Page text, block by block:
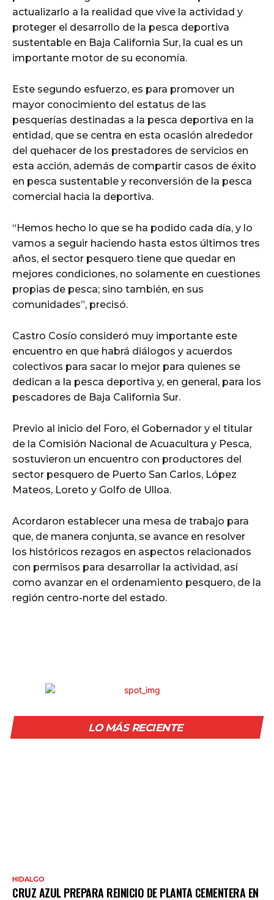
actualizarlo a la realidad que vive la actividad y
proteger el desarrollo de la pesca deportiva
sustentable en Baja California Sur, la cual es un
importante motor de su economía.
Este segundo esfuerzo, es para promover un
mayor conocimiento del estatus de las
pesquerías destinadas a la pesca deportiva en la
entidad, que se centra en esta ocasión alrededor
del quehacer de los prestadores de servicios en
esta acción, además de compartir casos de éxito
en pesca sustentable y reconversión de la pesca
comercial hacia la deportiva.
“Hemos hecho lo que se ha podido cada día, y lo
vamos a seguir haciendo hasta estos últimos tres
años, el sector pesquero tiene que quedar en
mejores condiciones, no solamente en cuestiones
propias de pesca; sino también, en sus
comunidades”, precisó.
Castro Cosío consideró muy importante este
encuentro en que habrá diálogos y acuerdos
colectivos para sacar lo mejor para quienes se
dedican a la pesca deportiva y, en general, para los
pescadores de Baja California Sur.
Previo al inicio del Foro, el Gobernador y el titular
de la Comisión Nacional de Acuacultura y Pesca,
sostuvieron un encuentro con productores del
sector pesquero de Puerto San Carlos, López
Mateos, Loreto y Golfo de Ulloa.
Acordaron establecer una mesa de trabajo para
que, de manera conjunta, se avance en resolver
los históricos rezagos en aspectos relacionados
con permisos para desarrollar la actividad, así
como avanzar en el ordenamiento pesquero, de la
región centro-norte del estado.
LO MÁS RECIENTE
HIDALGO
CRUZ AZUL PREPARA REINICIO DE PLANTA CEMENTERA EN